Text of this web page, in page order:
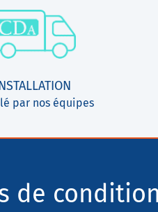
par nos équipes
de